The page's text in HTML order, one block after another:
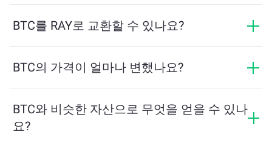
프로세스가 빠르고 익명입니다. 그러나 ChangeNOW Pro
세요!
BTC를 RAY로 교환할 수 있나요?
교환할 수 있습니다. 또한 ChangeNOW는 멀티체인 브리
BTC의 가격이 얼마나 변했나요?
니다.
BTC와 비슷한 자산으로 무엇을 얻을 수 있나
요?